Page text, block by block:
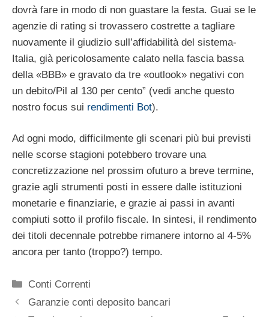
dovrà fare in modo di non guastare la festa. Guai se le
agenzie di rating si trovassero costrette a tagliare
nuovamente il giudizio sull’affidabilità del sistema-
Italia, già pericolosamente calato nella fascia bassa
della «BBB» e gravato da tre «outlook» negativi con
un debito/Pil al 130 per cento” (vedi anche questo
nostro focus sui rendimenti Bot).
Ad ogni modo, difficilmente gli scenari più bui previsti
nelle scorse stagioni potebbero trovare una
concretizzazione nel prossim ofuturo a breve termine,
grazie agli strumenti posti in essere dalle istituzioni
monetarie e finanziarie, e grazie ai passi in avanti
compiuti sotto il profilo fiscale. In sintesi, il rendimento
dei titoli decennale potrebbe rimanere intorno al 4-5%
ancora per tanto (troppo?) tempo.
Categorie
Conti Correnti
Garanzie conti deposito bancari